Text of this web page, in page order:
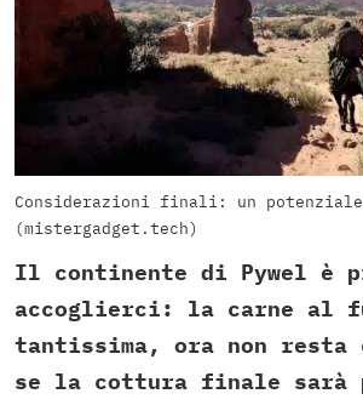
Considerazioni finali: un potenziale
(mistergadget.tech)
Il continente di Pywel è
accoglierci: la carne al
tantissima, ora non resta
se la cottura finale sarà